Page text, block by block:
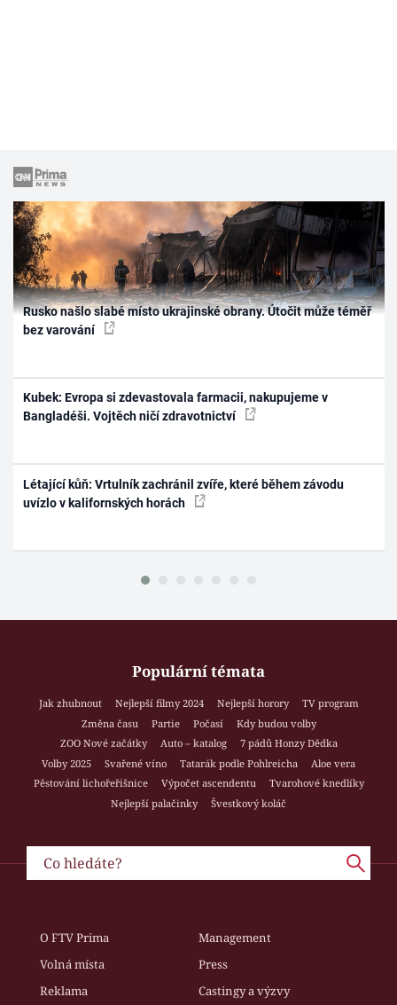
Rusko našlo slabé místo ukrajinské obrany. Útočit může téměř
bez varování
Kubek: Evropa si zdevastovala farmacii, nakupujeme v
Bangladéši. Vojtěch ničí zdravotnictví
Létající kůň: Vrtulník zachránil zvíře, které během závodu
uvízlo v kalifornských horách
Populární témata
Jak zhubnout Nejlepší filmy 2024 Nejlepší horory
TV program
Změna času
Partie Počasí
Kdy budou volby
ZOO Nové začátky
Auto – katalog
7 pádů Honzy Dědka
Volby 2025
Svařené víno Tatarák podle Pohlreicha
Aloe vera
Pěstování lichořeřišnice
Výpočet ascendentu
Tvarohové knedlíky
Nejlepší palačinky
Švestkový koláč
O FTV Prima
Management
Volná místa
Press
Reklama
Castingy a výzvy